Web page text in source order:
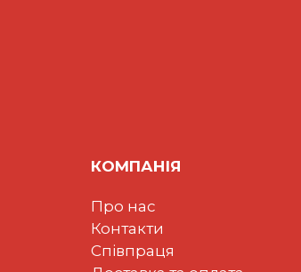
КОМПАНІЯ
Про нас
Контакти
Співпраця